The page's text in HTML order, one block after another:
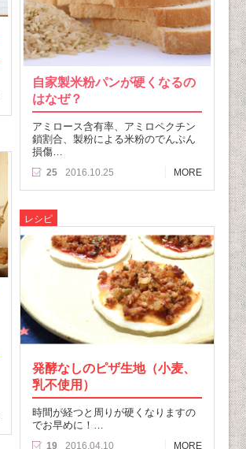
自家製米粉パンが硬くなるの
はなぜ？
アミロース含有率、アミロペクチン
鎖割合、製粉による米粉のでんぷん
損傷…
25 2016.10.25 MORE
レシピ
発酵なしのピザ生地（小麦、
乳不使用）
時間が経つと周りが硬くなりますの
でお早めに！…
19 2016.04.10 MORE